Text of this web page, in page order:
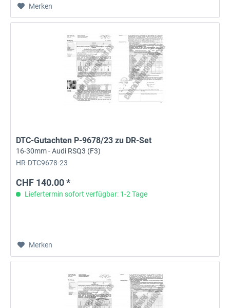
Merken
DTC-Gutachten P-9678/23 zu DR-Set
16-30mm - Audi RSQ3 (F3)
HR-DTC9678-23
CHF 140.00 *
Liefertermin sofort verfügbar: 1-2 Tage
Merken